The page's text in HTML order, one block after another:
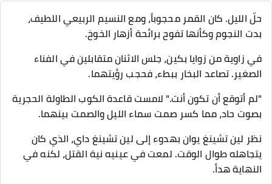
حلّ الليل. كان القمر محجوباً، ومع النسيم الربيعي اللطيف،
بدت النجوم وكأنها تفوح برائحة أزهار الخوخ.
في زاوية من زوايا بكين، جلس الاثنان متقابلين في الفناء
الصغير. تصاعد البخار ببطء، فحجب رؤيتهما.
"لم أتوقع أن تكون أنت." لامست قاعدة الكوب الطاولة الحجرية
بصوت حاد، مما كسر صمت سماء الليل والصمت بينهما.
نظر لين تشينغ يوان بهدوء إلى لين تشينغ داي، الذي كان
يتجاهله طوال الوقت. لمعت في عينيه نية القتل، لكنه في
النهاية هدأ.